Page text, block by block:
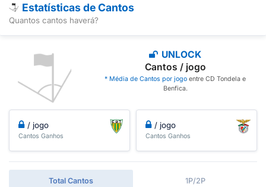
Estatísticas de Cantos
Quantos cantos haverá?
UNLOCK
Cantos / jogo
* Média de Cantos por jogo entre CD Tondela e
Benfica.
/ jogo
Cantos Ganhos
/ jogo
Cantos Ganhos
Total Cantos 1P/2P